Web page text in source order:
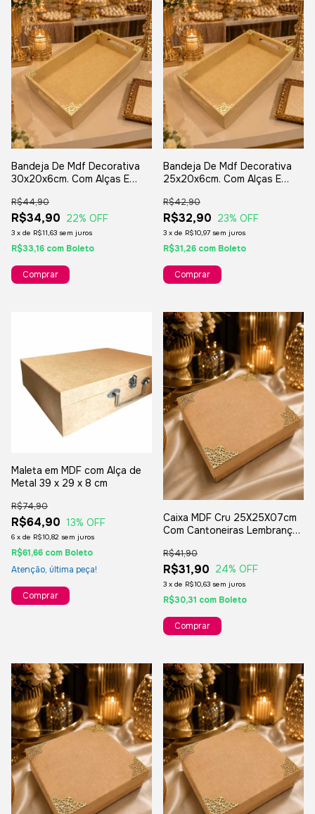
Bandeja De Mdf Decorativa
30x20x6cm. Com Alças E
R$34,90
R$44,90
22% OFF
3 x de R$11,63 sem juros
R$33,16 com Boleto
Comprar
Bandeja De Mdf Decorativa
25x20x6cm. Com Alças E
R$32,90
R$42,90
23% OFF
3 x de R$10,97 sem juros
R$31,26 com Boleto
Comprar
Maleta em MDF com Alça de
Metal 39 x 29 x 8 cm
R$64,90
R$74,90
13% OFF
6 x de R$10,82 sem juros
R$61,66 com Boleto
Atenção, última peça!
Comprar
Caixa MDF Cru 25X25X07cm
Com Cantoneiras Lembranças
R$31,90
R$41,90
24% OFF
3 x de R$10,63 sem juros
R$30,31 com Boleto
Comprar